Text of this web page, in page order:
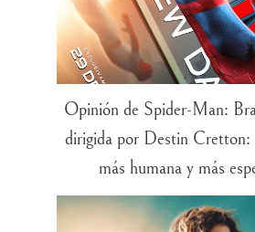
Opinión de Spider-Man:
dirigida por Destin Cretton:
más humana y más